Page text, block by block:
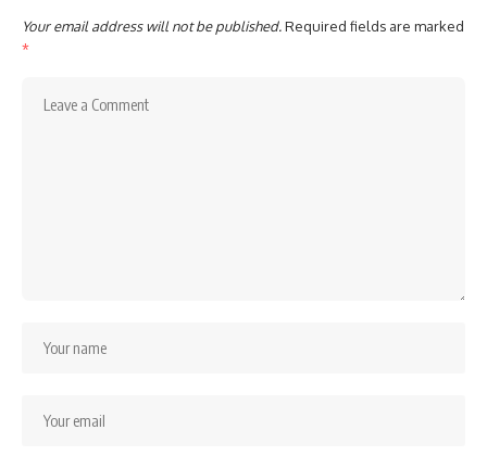
Your email address will not be published.Required fields are marked
*